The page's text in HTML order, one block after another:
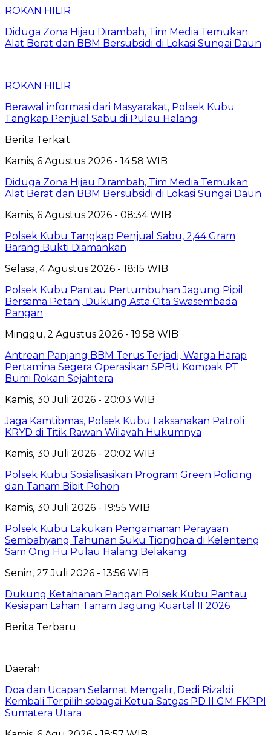
ROKAN HILIR
Diduga Zona Hijau Dirambah, Tim Media Temukan
Alat Berat dan BBM Bersubsidi di Lokasi Sungai Daun
ROKAN HILIR
Berawal informasi dari Masyarakat, Polsek Kubu
Tangkap Penjual Sabu di Pulau Halang
Berita Terkait
Kamis, 6 Agustus 2026 - 14:58 WIB
Diduga Zona Hijau Dirambah, Tim Media Temukan
Alat Berat dan BBM Bersubsidi di Lokasi Sungai Daun
Kamis, 6 Agustus 2026 - 08:34 WIB
Polsek Kubu Tangkap Penjual Sabu, 2,44 Gram
Barang Bukti Diamankan
Selasa, 4 Agustus 2026 - 18:15 WIB
Polsek Kubu Pantau Pertumbuhan Jagung Pipil
Bersama Petani, Dukung Asta Cita Swasembada
Pangan
Minggu, 2 Agustus 2026 - 19:58 WIB
Antrean Panjang BBM Terus Terjadi, Warga Harap
Pertamina Segera Operasikan SPBU Kompak PT
Bumi Rokan Sejahtera
Kamis, 30 Juli 2026 - 20:03 WIB
Jaga Kamtibmas, Polsek Kubu Laksanakan Patroli
KRYD di Titik Rawan Wilayah Hukumnya
Kamis, 30 Juli 2026 - 20:02 WIB
Polsek Kubu Sosialisasikan Program Green Policing
dan Tanam Bibit Pohon
Kamis, 30 Juli 2026 - 19:55 WIB
Polsek Kubu Lakukan Pengamanan Perayaan
Sembahyang Tahunan Suku Tionghoa di Kelenteng
Sam Ong Hu Pulau Halang Belakang
Senin, 27 Juli 2026 - 13:56 WIB
Dukung Ketahanan Pangan Polsek Kubu Pantau
Kesiapan Lahan Tanam Jagung Kuartal II 2026
Berita Terbaru
Daerah
Doa dan Ucapan Selamat Mengalir, Dedi Rizaldi
Kembali Terpilih sebagai Ketua Satgas PD II GM FKPPI
Sumatera Utara